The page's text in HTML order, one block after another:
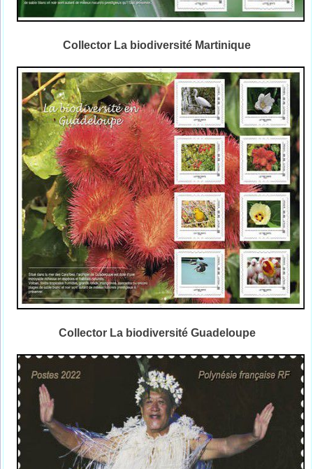
Collector La biodiversité Martinique
Collector La biodiversité Guadeloupe